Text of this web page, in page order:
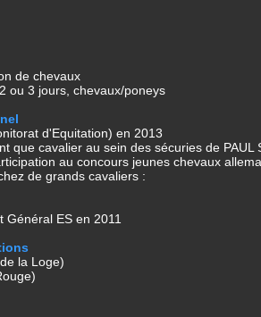
de chevaux
ou 3 jours, chevaux/poneys
d'Equitation) en 2013
que cavalier au sein des sécuries de PAUL
au concours jeunes chevaux
de grands cavaliers :
Général ES en 2011
la Loge)